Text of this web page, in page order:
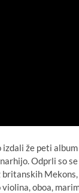
izdali že peti album
Odprli so
oboa,